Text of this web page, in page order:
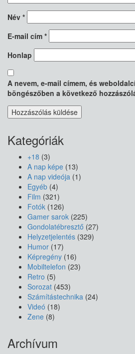
Név *
E-mail cím *
Honlap
A nevem, e-mail címem, és
böngészőben a következő
Kategóriák
+18 (3)
A nap képe (13)
A nap videója (1)
Egyéb (4)
Film (321)
Fotók (126)
Gamer sarok (225)
Gondolatébresztő (27)
Helyzetjelentés (329)
Humor (17)
Képregény (16)
Mobiltelefon (23)
Retro (5)
Sorozat (453)
Számítástechnika (24)
Videó (18)
Zene (8)
Archívum